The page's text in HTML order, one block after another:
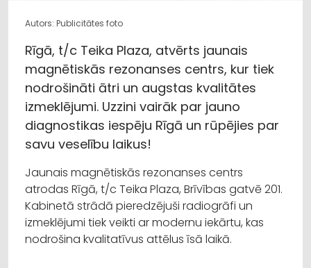
Autors: Publicitātes foto
Rīgā, t/c Teika Plaza, atvērts jaunais
magnētiskās rezonanses centrs, kur tiek
nodrošināti ātri un augstas kvalitātes
izmeklējumi. Uzzini vairāk par jauno
diagnostikas iespēju Rīgā un rūpējies par
savu veselību laikus!
Jaunais magnētiskās rezonanses centrs
atrodas Rīgā, t/c Teika Plaza, Brīvības gatvē 201.
Kabinetā strādā pieredzējuši radiogrāfi un
izmeklējumi tiek veikti ar modernu iekārtu, kas
nodrošina kvalitatīvus attēlus īsā laikā.